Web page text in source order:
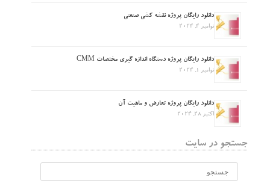
دانلود رایگان پروژه نقشه کشی صنعتی
نوامبر 4, 2024
دانلود رایگان پروژه دستگاه اندازه گیری مختصات CMM
نوامبر 1, 2024
دانلود رایگان پروژه تعارض و ماهیت آن
اکتبر 28, 2024
جستجو در سایت